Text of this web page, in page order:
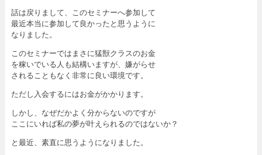
話は戻りまして、このセミナーへ参加して
最近本当に参加して良かったと思うように
なりました。
このセミナーではまさに猛獣クラスのお金
を稼いでいる人も結構いますが、嫌がらせ
されることもなく非常に良い環境です。
ただし入会するにはお金がかかります。
しかし、なぜだかよく分からないのですが
ここにいれば私の夢が叶えられるのではないか？
と最近、素直に思うようになりました。